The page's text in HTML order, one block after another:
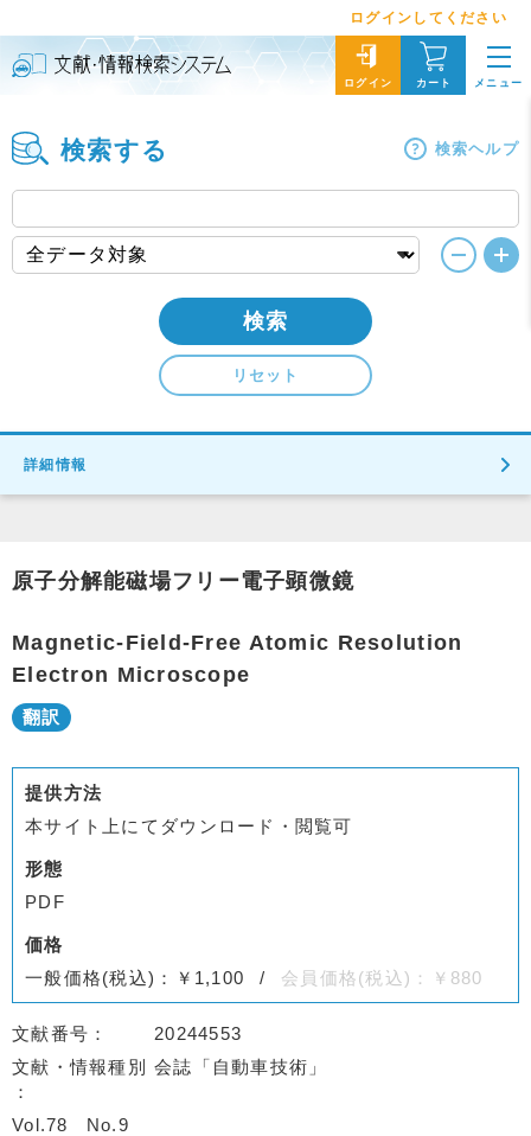
ログインしてください
ログイン カート メニュー
検索する 検索ヘルプ
検索
リセット
詳細情報
原子分解能磁場フリー電子顕微鏡
Magnetic-Field-Free Atomic Resolution
Electron Microscope
提供方法
本サイト上にてダウンロード・閲覧可
形態
PDF
価格
一般価格(税込)：￥1,100
会員価格(税込)：￥880
文献番号
20244553
文献・情報種別
会誌「自動車技術」
Vol.78
No.9